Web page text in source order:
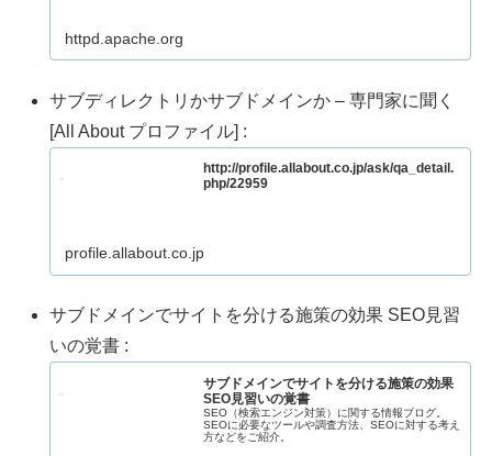
httpd.apache.org
サブディレクトリかサブドメインか – 専門家に聞く
[All About プロファイル] :
http://profile.allabout.co.jp/ask/qa_detail.
php/22959
profile.allabout.co.jp
サブドメインでサイトを分ける施策の効果 SEO見習
いの覚書 :
サブドメインでサイトを分ける施策の効果
SEO見習いの覚書
SEO（検索エンジン対策）に関する情報ブログ。
SEOに必要なツールや調査方法、SEOに対する考え
方などをご紹介。